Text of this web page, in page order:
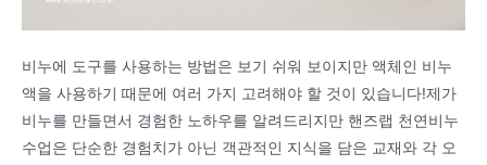
비누에 도구를 사용하는 방법은 보기 쉬워 보이지만 액체인 비누
액을 사용하기 때문에 여러 가지 고려해야 할 것이 있습니다!제가
비누를 만들면서 경험한 노하우를 알려드리지만 핸즈랩 천연비누
수업은 단순한 경험치가 아닌 객관적인 지식을 담은 교재와 각 오